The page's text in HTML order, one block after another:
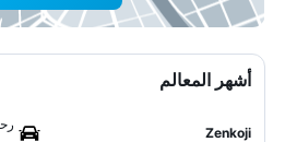
أشهر المعالم
Zenkoji